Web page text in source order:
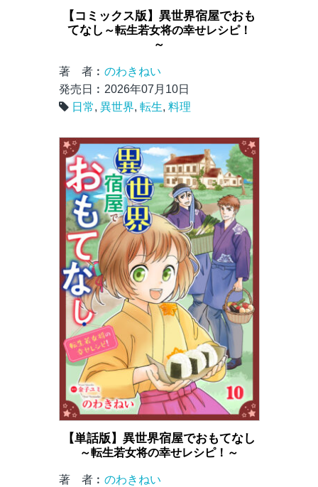
【コミックス版】異世界宿屋でおも
てなし ～転生若女将の幸せレシピ！
～
著 者︰ のわきねい
発売日︰2026年07月10日
日常, 異世界, 転生, 料理
【単話版】異世界宿屋でおもてなし
～転生若女将の幸せレシピ！～
著 者︰ のわきねい